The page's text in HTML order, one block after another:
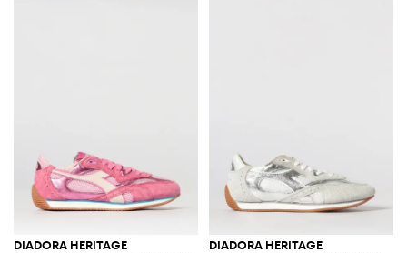
DIADORA HERITAGE DIADORA HERITAGE